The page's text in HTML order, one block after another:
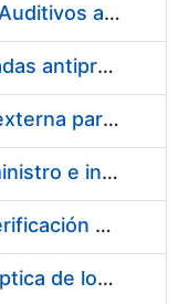
Suministro de Protectores Auditivos a medida para las personas trabajadoras de los Centros de Trabajo de Madrid y Burgos
Suministro de gafas graduadas antiproyecciones para los trabajadores de la FNMT-RCM en los centros de trabajo de Madrid y Burgos
Servicios de una empresa externa para el asesoramiento y resolución de los recursos de alzada que se presentan relacionados con procesos de selección para la FNMT-RCM
Acuerdo marco para el suministro e instalación de persianas, estores y otros complementos
Servicio de Calibración y Verificación Externa de los Equipos de Medición del Servicio de Prevención de la FNMT-RCM
Conexión mediante Fibra Óptica de los Centros de Proceso de Datos (CPDs) de las sedes de la FNMT-RCM de Burgos y Madrid